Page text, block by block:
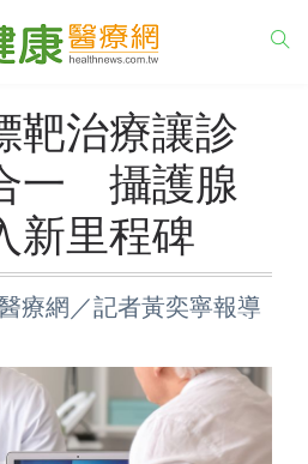
靶治療讓診
一 攝護腺
新里程碑
療網／記者黃奕寧報導